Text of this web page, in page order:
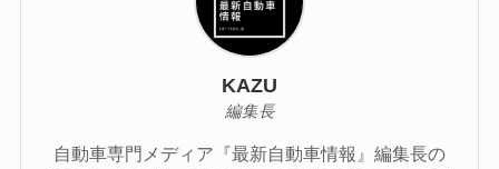
KAZU
編集長
自動車専門メディア『最新自動車情報』編集長の